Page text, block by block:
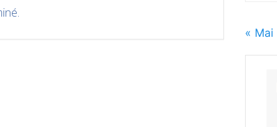
« Mai